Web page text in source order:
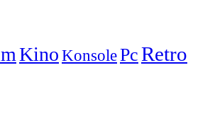
KinoKonsolePcRetro